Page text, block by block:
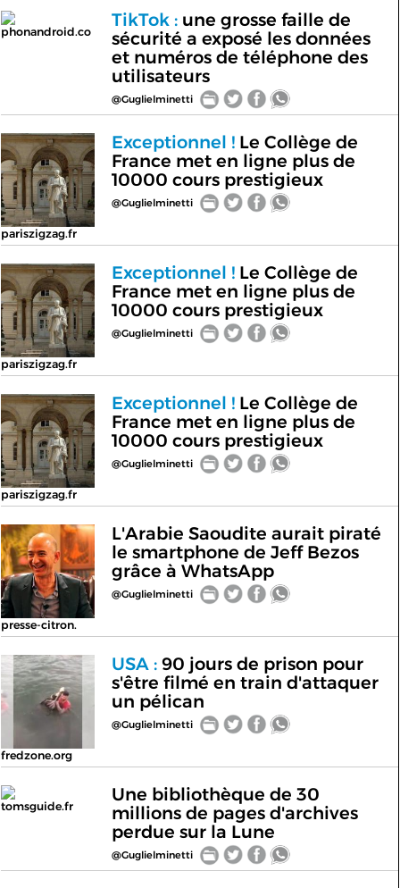
phonandroid.co
TikTok :une grosse faille de
sécurité a exposé les données
et numéros de téléphone des
utilisateurs
@Guglielminetti
pariszigzag.fr
Exceptionnel !Le Collège de
France met en ligne plus de
10000 cours prestigieux
@Guglielminetti
pariszigzag.fr
Exceptionnel !Le Collège de
France met en ligne plus de
10000 cours prestigieux
@Guglielminetti
pariszigzag.fr
Exceptionnel !Le Collège de
France met en ligne plus de
10000 cours prestigieux
@Guglielminetti
presse-citron.
L'Arabie Saoudite aurait piraté
le smartphone de Jeff Bezos
grâce à WhatsApp
@Guglielminetti
fredzone.org
USA :90 jours de prison pour
s'être filmé en train d'attaquer
un pélican
@Guglielminetti
tomsguide.fr
Une bibliothèque de 30
millions de pages d'archives
perdue sur la Lune
@Guglielminetti